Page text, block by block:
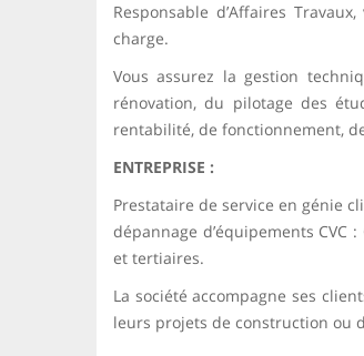
Responsable d’Affaires
charge.
Vous assurez la gestion
rénovation, du pilotage des
rentabilité, de fonctionnement,
ENTREPRISE :
Prestataire de service en génie
dépannage d’équipements
et tertiaires.
La société accompagne ses
leurs projets de construction ou